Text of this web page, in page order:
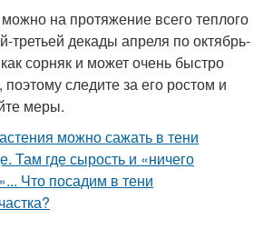
на протяжение всего теплого
третьей декады апреля по октябрь-
сорняк и может очень быстро
поэтому следите за его ростом и
меры.